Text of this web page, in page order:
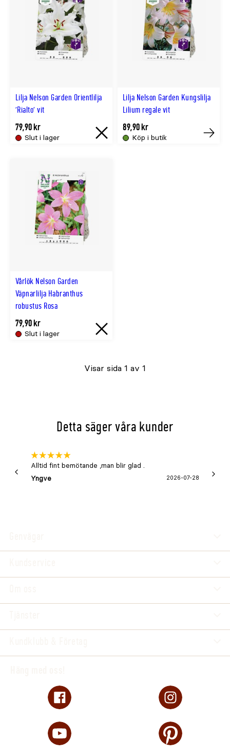
Lilja Nelson Garden Orientlilja
'Rialto' vit
Slut i lager
79,90 kr
Slut
Lilja Nelson Garden Kungslilja
Lilium regale vit
Köp i butik
89,90 kr
Vårlök Nelson Garden
Väpnarlilja Habranthus
robustus Rosa
Slut i lager
79,90 kr
Slut
lager
Visar sida 1 av 1
Detta säger våra kunder
Alltid fint bemötande ,man blir glad .
Yngve
2026-07-28